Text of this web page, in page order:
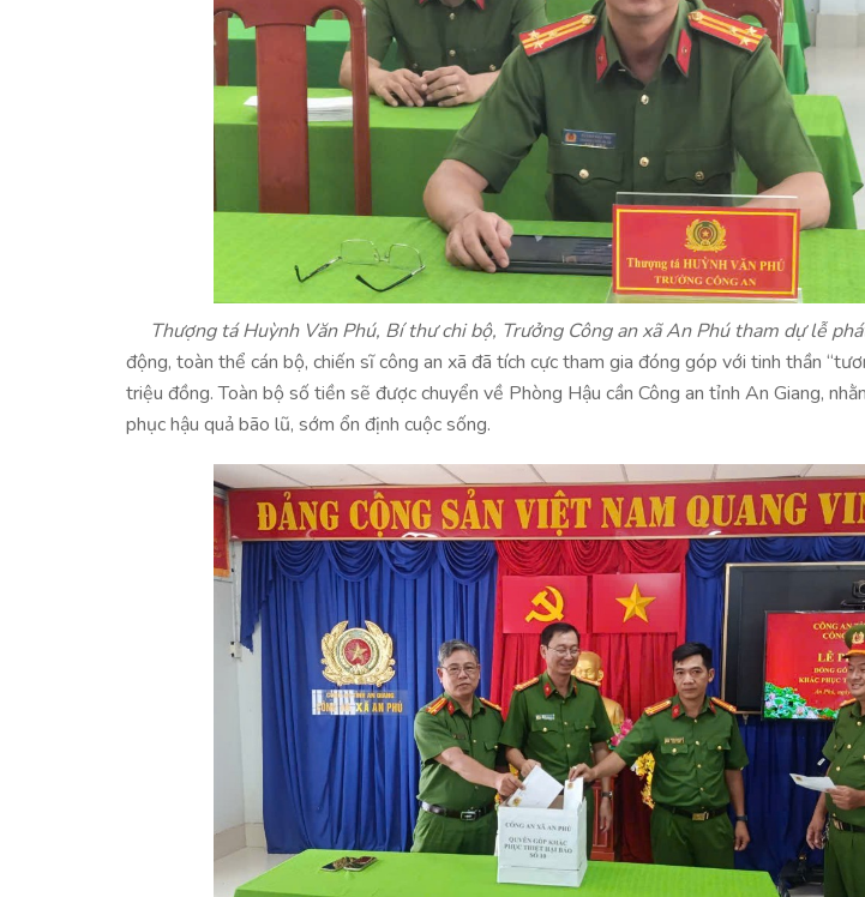
Thượng tá Huỳnh Văn Phú, Bí thư chi bộ, Trưởng Công an xã An Phú tham dự
động, toàn thể cán bộ, chiến sĩ công an xã đã tích cực tham gia đóng góp với tinh thần
triệu đồng. Toàn bộ số tiền sẽ được chuyển về Phòng Hậu cần Công an tỉnh An Giang,
phục hậu quả bão lũ, sớm ổn định cuộc sống.